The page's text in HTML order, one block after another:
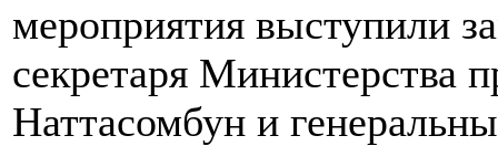
мероприятия выступили
секретаря Министерства
Наттасомбун и